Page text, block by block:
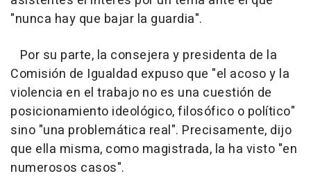
"nunca hay que bajar la guardia".
Por su parte, la consejera y presidenta de la
Comisión de Igualdad expuso que "el acoso y la
violencia en el trabajo no es una cuestión de
posicionamiento ideológico, filosófico o político"
sino "una problemática real". Precisamente, dijo
que ella misma, como magistrada, la ha visto "en
numerosos casos".